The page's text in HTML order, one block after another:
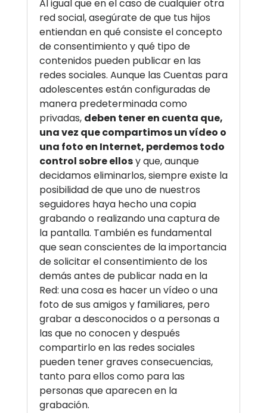
Al igual que en el caso de cualquier otra
red social, asegúrate de que tus hijos
entiendan en qué consiste el concepto
de consentimiento y qué tipo de
contenidos pueden publicar en las
redes sociales. Aunque las Cuentas para
adolescentes están configuradas de
manera predeterminada como
privadas, deben tener en cuenta que,
una vez que compartimos un vídeo o
una foto en Internet, perdemos todo
control sobre ellosy que, aunque
decidamos eliminarlos, siempre existe la
posibilidad de que uno de nuestros
seguidores haya hecho una copia
grabando o realizando una captura de
la pantalla. También es fundamental
que sean conscientes de la importancia
de solicitar el consentimiento de los
demás antes de publicar nada en la
Red: una cosa es hacer un vídeo o una
foto de sus amigos y familiares, pero
grabar a desconocidos o a personas a
las que no conocen y después
compartirlo en las redes sociales
pueden tener graves consecuencias,
tanto para ellos como para las
personas que aparecen en la
grabación.